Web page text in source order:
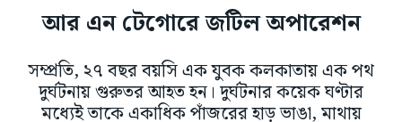
আর এন টেগোরে জটিল অপারেশন
সম্প্রতি, ২৭ বছর বয়সি এক যুবক কলকাতায় এক পথ
দুর্ঘটনায় গুরুতর আহত হন। দুর্ঘটনার কয়েক ঘণ্টার
মধ্যেই তাকে একাধিক পাঁজরের হাড় ভাঙা, মাথায়